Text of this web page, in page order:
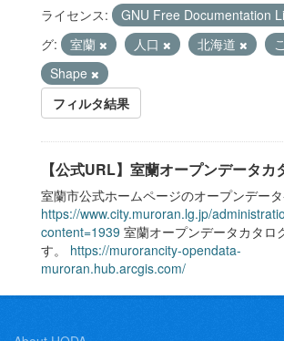
ライセンス: GNU Free Documentation
グ:
室蘭 人口 北海道
Shape
フィルタ結果
【公式URL】室蘭オープンデータカ
室蘭市公式ホームページのオープンデー
https://www.city.muroran.lg.jp/
content=1939 室蘭オープンデータカタロ
す。 https://murorancity-opendata-
muroran.hub.arcgis.com/